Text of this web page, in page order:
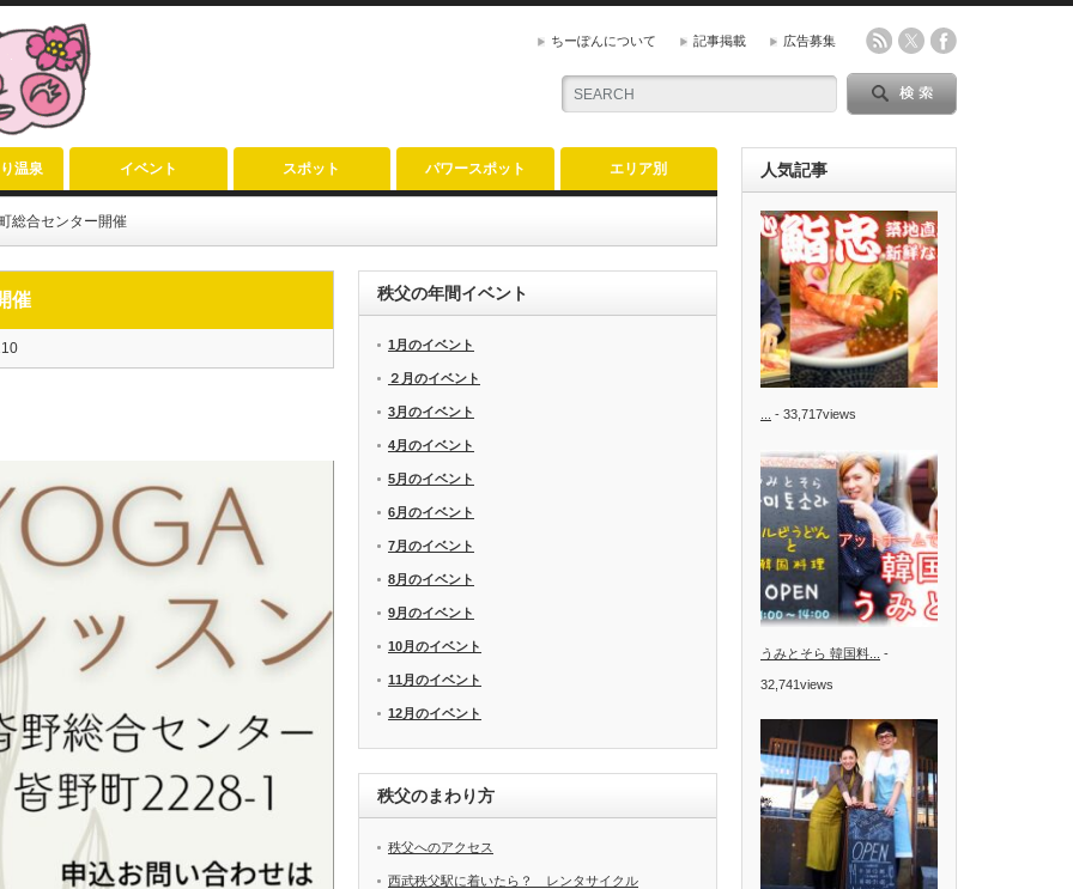
ちーぽんについて 記事掲載 広告募集
温泉 イベント スポット パワースポット エリア別
総合センター開催
催 秩父の年間イベント
1月のイベント
２月のイベント
3月のイベント
4月のイベント
5月のイベント
6月のイベント
7月のイベント
8月のイベント
9月のイベント
10月のイベント
11月のイベント
12月のイベント
秩父のまわり方
秩父へのアクセス
西武秩父駅に着いたら？ レンタサイクル
人気記事
- 33,717views
うみとそら 韓国料... -
32,741views